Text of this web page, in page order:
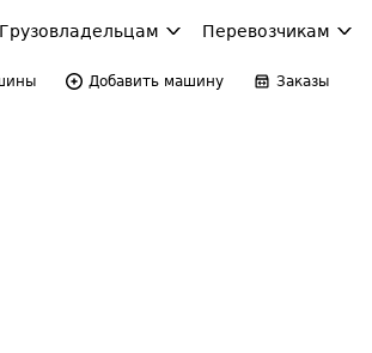
Грузовладельцам Перевозчикам
Добавить машину Заказы